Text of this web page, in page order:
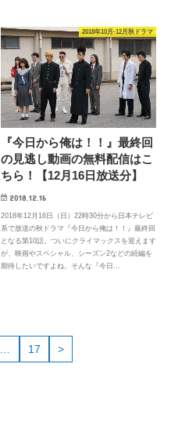
2018年10月-12月秋ドラマ
『今日から俺は！！』最終回
の見逃し動画の無料配信はこ
ちら！【12月16日放送分】
2018.12.16
2018年12月16日（日）22時30分から日本テレビ
系で放送の秋ドラマ『今日から俺は！！』最終回
となる第10話。ついにクライマックスを迎えます
が、映画やスペシャル、シーズン2などの続編を
期待したいですよね。そんな『今日…
17 >